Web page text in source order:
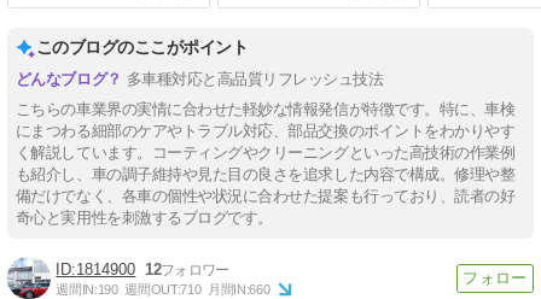
このブログのここがポイント
多車種対応と高品質リフレッシュ技法
こちらの車業界の実情に合わせた軽妙な情報発信が特徴です。特に、車検
にまつわる細部のケアやトラブル対応、部品交換のポイントをわかりやす
く解説しています。コーティングやクリーニングといった高技術の作業例
も紹介し、車の調子維持や見た目の良さを追求した内容で構成。修理や整
備だけでなく、各車の個性や状況に合わせた提案も行っており、読者の好
奇心と実用性を刺激するブログです。
1814900 12
週間IN:190 週間OUT:710 月間IN:660